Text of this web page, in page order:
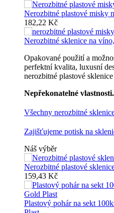
Nerozbitné plastové misky
182,22 Kč
Nerozbitné sklenice na
Opakované použití a
perfektní kvalita, luxusní
nerozbitné plastové
Nepřekonatelné vlastnosti.
Všechny nerozbitné
Zajišťujeme potisk na
Náš výběr
Nerozbitné plastové
159,43 Kč
Plastový pohár na sekt